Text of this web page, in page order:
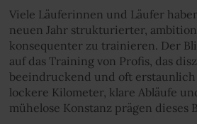
Viele Läuferinnen und Läufer
neuen Jahr strukturierter,
konsequenter zu trainieren. Der
auf das Training von Profis, das
beeindruckend und oft
lockere Kilometer, klare Abläufe
mühelose Konstanz prägen dieses